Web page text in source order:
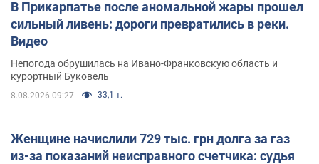
В Прикарпатье после аномальной жары прошел
сильный ливень: дороги превратились в реки.
Видео
Непогода обрушилась на Ивано-Франковскую область и
курортный Буковель
8.08.2026 09:27 33,1 т.
Женщине начислили 729 тыс. грн долга за газ
из-за показаний неисправного счетчика: судья